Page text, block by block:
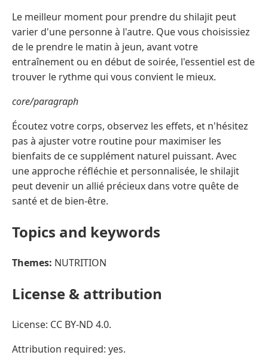
Le meilleur moment pour prendre du shilajit peut
varier d'une personne à l'autre. Que vous choisissiez
de le prendre le matin à jeun, avant votre
entraînement ou en début de soirée, l'essentiel est de
trouver le rythme qui vous convient le mieux.
core/paragraph
Écoutez votre corps, observez les effets, et n'hésitez
pas à ajuster votre routine pour maximiser les
bienfaits de ce supplément naturel puissant. Avec
une approche réfléchie et personnalisée, le shilajit
peut devenir un allié précieux dans votre quête de
santé et de bien-être.
Topics and keywords
Themes: NUTRITION
License & attribution
License: CC BY-ND 4.0.
Attribution required: yes.